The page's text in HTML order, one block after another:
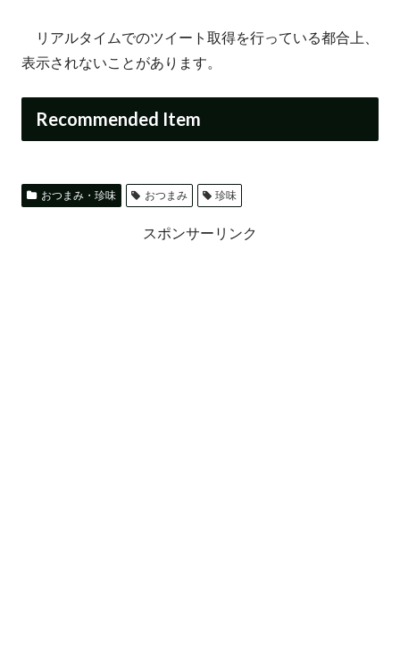
リアルタイムでのツイート取得を行っている都合上、
表示されないことがあります。
Recommended Item
おつまみ・珍味 おつまみ 珍味
スポンサーリンク